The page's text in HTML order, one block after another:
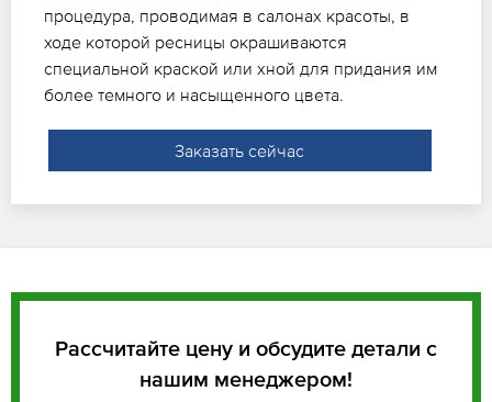
процедура, проводимая в салонах красоты, в
ходе которой ресницы окрашиваются
специальной краской или хной для придания им
более темного и насыщенного цвета.
Заказать сейчас
Рассчитайте цену и обсудите детали с
нашим менеджером!